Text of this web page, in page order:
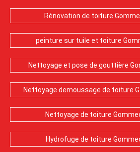
Rénovation de toiture
peinture sur tuile et toiture
Nettoyage et pose de gouttière
Nettoyage demoussage de toiture
Nettoyage de toiture
Hydrofuge de toiture